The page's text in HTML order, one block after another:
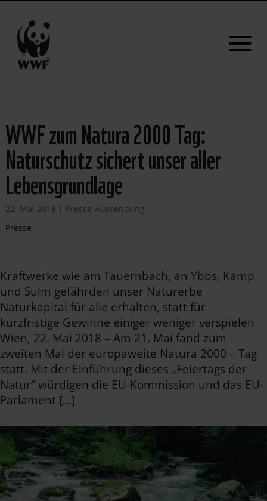
WWF zum Natura 2000 Tag:
Naturschutz sichert unser aller
Lebensgrundlage
22. Mai 2018 | Presse-Aussendung
Presse
Kraftwerke wie am Tauernbach, an Ybbs, Kamp
und Sulm gefährden unser Naturerbe
Naturkapital für alle erhalten, statt für
kurzfristige Gewinne einiger weniger verspielen
Wien, 22. Mai 2018 – Am 21. Mai fand zum
zweiten Mal der europaweite Natura 2000 – Tag
statt. Mit der Einführung dieses „Feiertags der
Natur“ würdigen die EU-Kommission und das EU-
Parlament […]